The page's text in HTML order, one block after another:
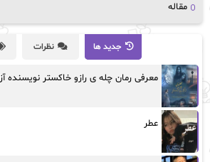
مقاله
جدید ها نظرات
معرفی رمان چله ی رازو خاکستر نویسنده
عطر